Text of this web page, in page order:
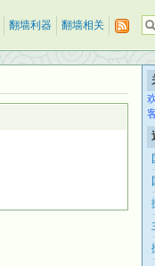
翻墙利器 翻墙相关